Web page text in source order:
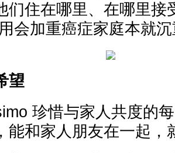
们住在哪里、在哪里接
会加重癌症家庭本就
望
珍惜与家人共度的
能和家人朋友在一起，